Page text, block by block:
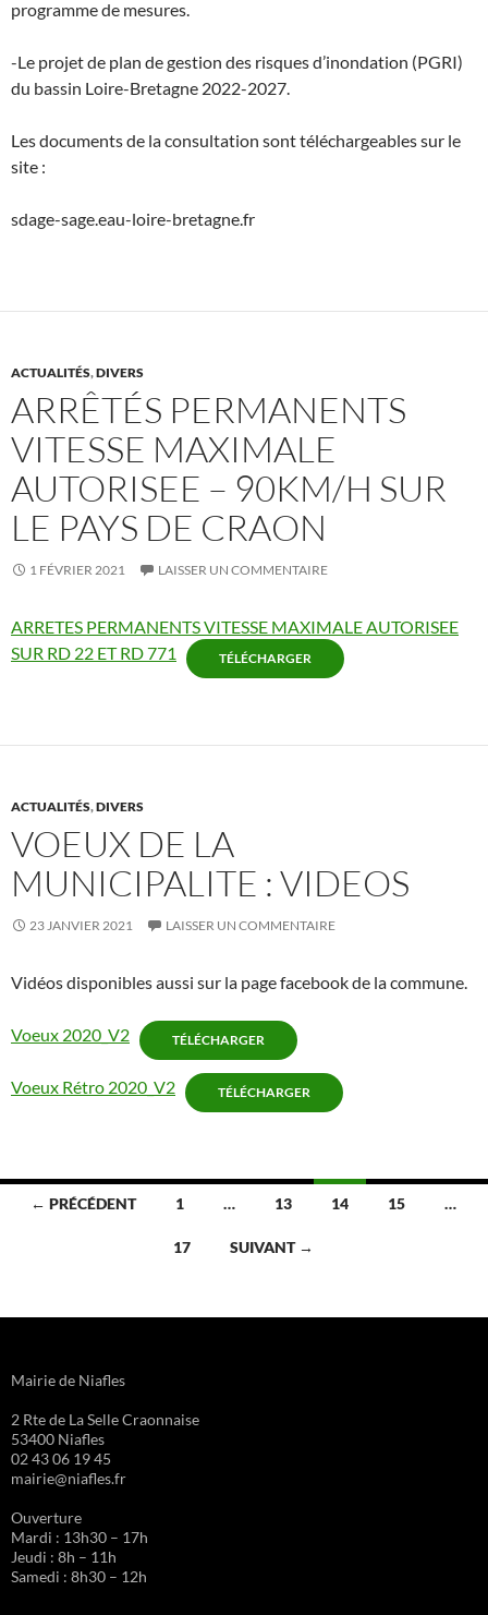
programme de mesures.
-Le projet de plan de gestion des risques d’inondation (PGRI)
du bassin Loire-Bretagne 2022-2027.
Les documents de la consultation sont téléchargeables sur le
site :
sdage-sage.eau-loire-bretagne.fr
ACTUALITÉS,DIVERS
ARRÊTÉS PERMANENTS
VITESSE MAXIMALE
AUTORISEE – 90KM/H SUR
LE PAYS DE CRAON
1 FÉVRIER 2021 LAISSER UN COMMENTAIRE
ARRETES PERMANENTS VITESSE MAXIMALE AUTORISEE
SUR RD 22 ET RD 771
TÉLÉCHARGER
ACTUALITÉS,DIVERS
VOEUX DE LA
MUNICIPALITE : VIDEOS
23 JANVIER 2021 LAISSER UN COMMENTAIRE
Vidéos disponibles aussi sur la page facebook de la commune.
Voeux 2020_V2 TÉLÉCHARGER
Voeux Rétro 2020_V2 TÉLÉCHARGER
articles
← PRÉCÉDENT 1 … 13 14 15 …
17 SUIVANT →
Mairie de Niafles
2 Rte de La Selle Craonnaise
53400 Niafles
02 43 06 19 45
mairie@niafles.fr
Ouverture
Mardi : 13h30 – 17h
Jeudi : 8h – 11h
Samedi : 8h30 – 12h